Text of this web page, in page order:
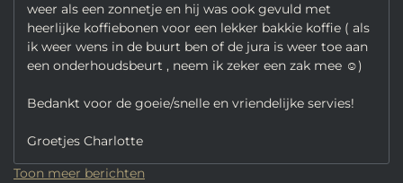
weer als een zonnetje en hij was ook gevuld met
heerlijke koffiebonen voor een lekker bakkie koffie ( als
ik weer wens in de buurt ben of de jura is weer toe aan
een onderhoudsbeurt , neem ik zeker een zak mee ☺️)
Bedankt voor de goeie/snelle en vriendelijke servies!
Groetjes Charlotte
Toon meer berichten